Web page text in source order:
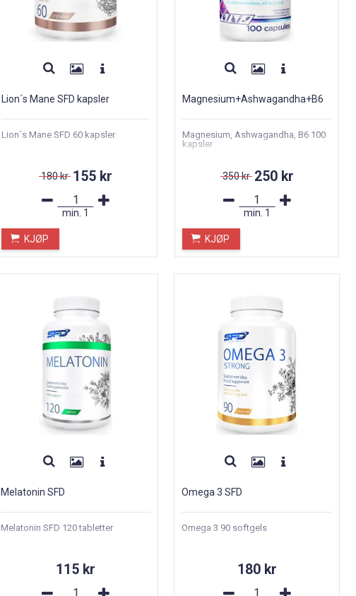
Lion´s Mane SFD kapsler
Lion´s Mane SFD 60 kapsler
180 kr 155 kr
min. 1
KJØP
Magnesium+Ashwagandha+B6
Magnesium, Ashwagandha, B6 100
kapsler
350 kr 250 kr
min. 1
KJØP
Melatonin SFD
Melatonin SFD 120 tabletter
115 kr
Omega 3 SFD
Omega 3 90 softgels
180 kr